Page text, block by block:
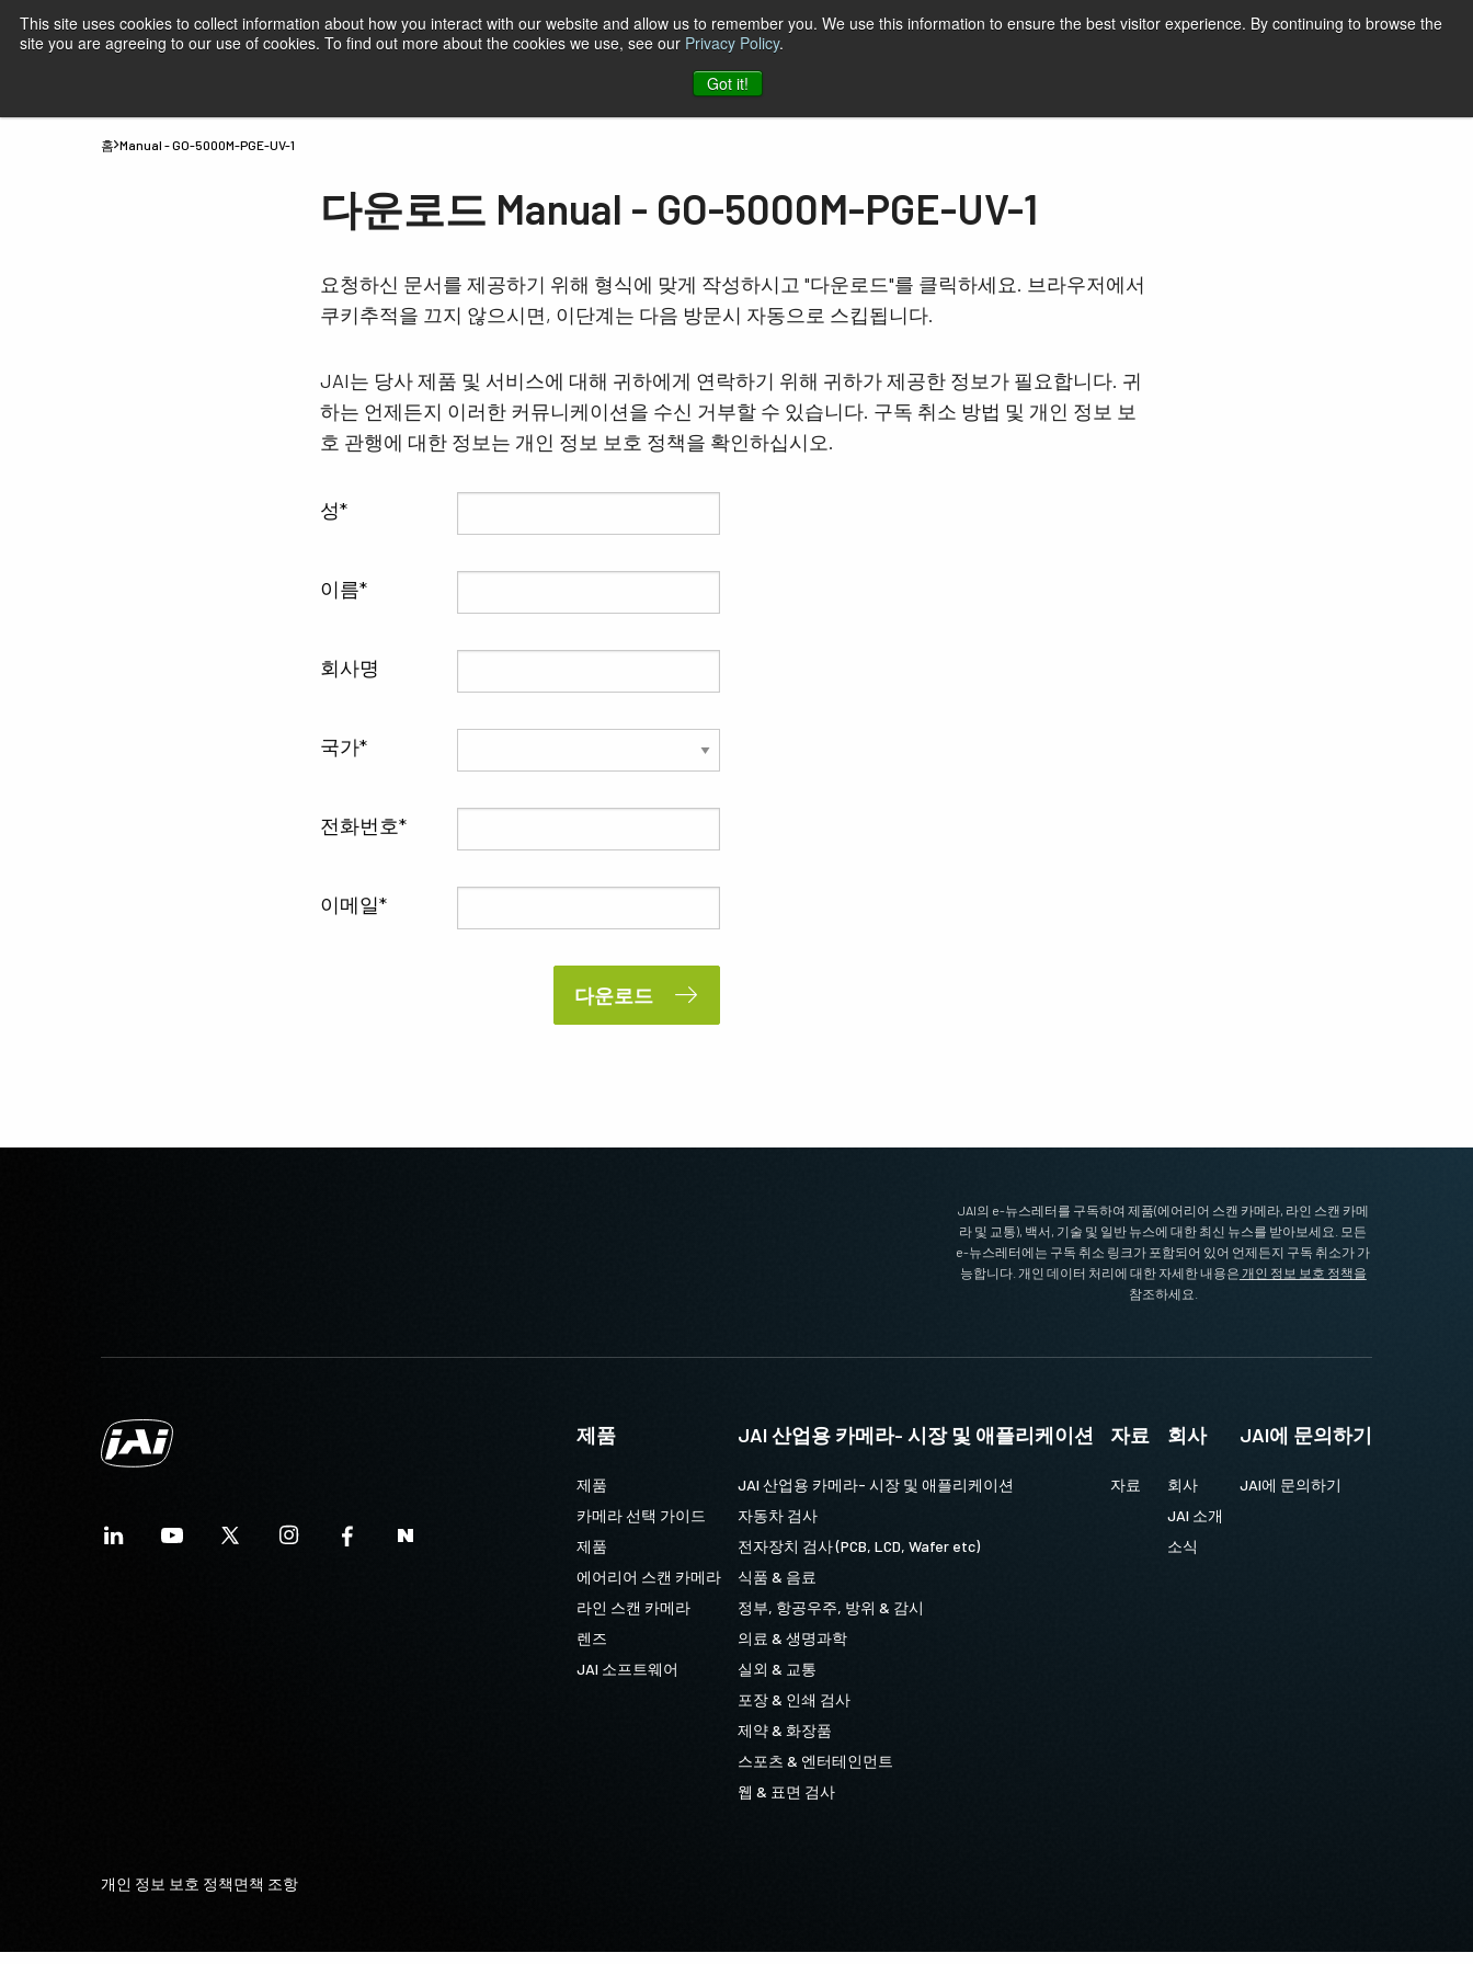
This site uses cookies to collect information about how you interact with our website and allow us to remember you. We use this information to ensure the best visitor experience. By continuing to browse the
site you are agreeing to our use of cookies. To find out more about the cookies we use, see our Privacy Policy.
Got it!
인쇄 지원 및 소프트웨어 한국어
JAI에 문의하기
홈 Manual - GO-5000M-PGE-UV-1
다운로드 Manual - GO-5000M-PGE-UV-1
요청하신 문서를 제공하기 위해 형식에 맞게 작성하시고 "다운로드"를 클릭하세요. 브라우저에서
쿠키추적을 끄지 않으시면, 이단계는 다음 방문시 자동으로 스킵됩니다.
JAI는 당사 제품 및 서비스에 대해 귀하에게 연락하기 위해 귀하가 제공한 정보가 필요합니다. 귀
하는 언제든지 이러한 커뮤니케이션을 수신 거부할 수 있습니다. 구독 취소 방법 및 개인 정보 보
호 관행에 대한 정보는 개인 정보 보호 정책을 확인하십시오.
성
이름
회사명
국가
전화번호
이메일
다운로드
JAI의 e-뉴스레터를 구독하여 제품(에어리어 스캔 카메라, 라인 스캔 카메
라 및 교통), 백서, 기술 및 일반 뉴스에 대한 최신 뉴스를 받아보세요. 모든
e-뉴스레터에는 구독 취소 링크가 포함되어 있어 언제든지 구독 취소가 가
능합니다. 개인 데이터 처리에 대한 자세한 내용은 개인 정보 보호 정책을
참조하세요.
제품
제품
카메라 선택 가이드
제품
에어리어 스캔 카메라
라인 스캔 카메라
렌즈
JAI 소프트웨어
JAI 산업용 카메라- 시장 및 애플리케이션
JAI 산업용 카메라- 시장 및 애플리케이션
자동차 검사
전자장치 검사 (PCB, LCD, Wafer etc)
식품 & 음료
정부, 항공우주, 방위 & 감시
의료 & 생명과학
실외 & 교통
포장 & 인쇄 검사
제약 & 화장품
스포츠 & 엔터테인먼트
웹 & 표면 검사
자료
자료
회사
회사
JAI 소개
소식
JAI에 문의하기
JAI에 문의하기
개인 정보 보호 정책면책 조항